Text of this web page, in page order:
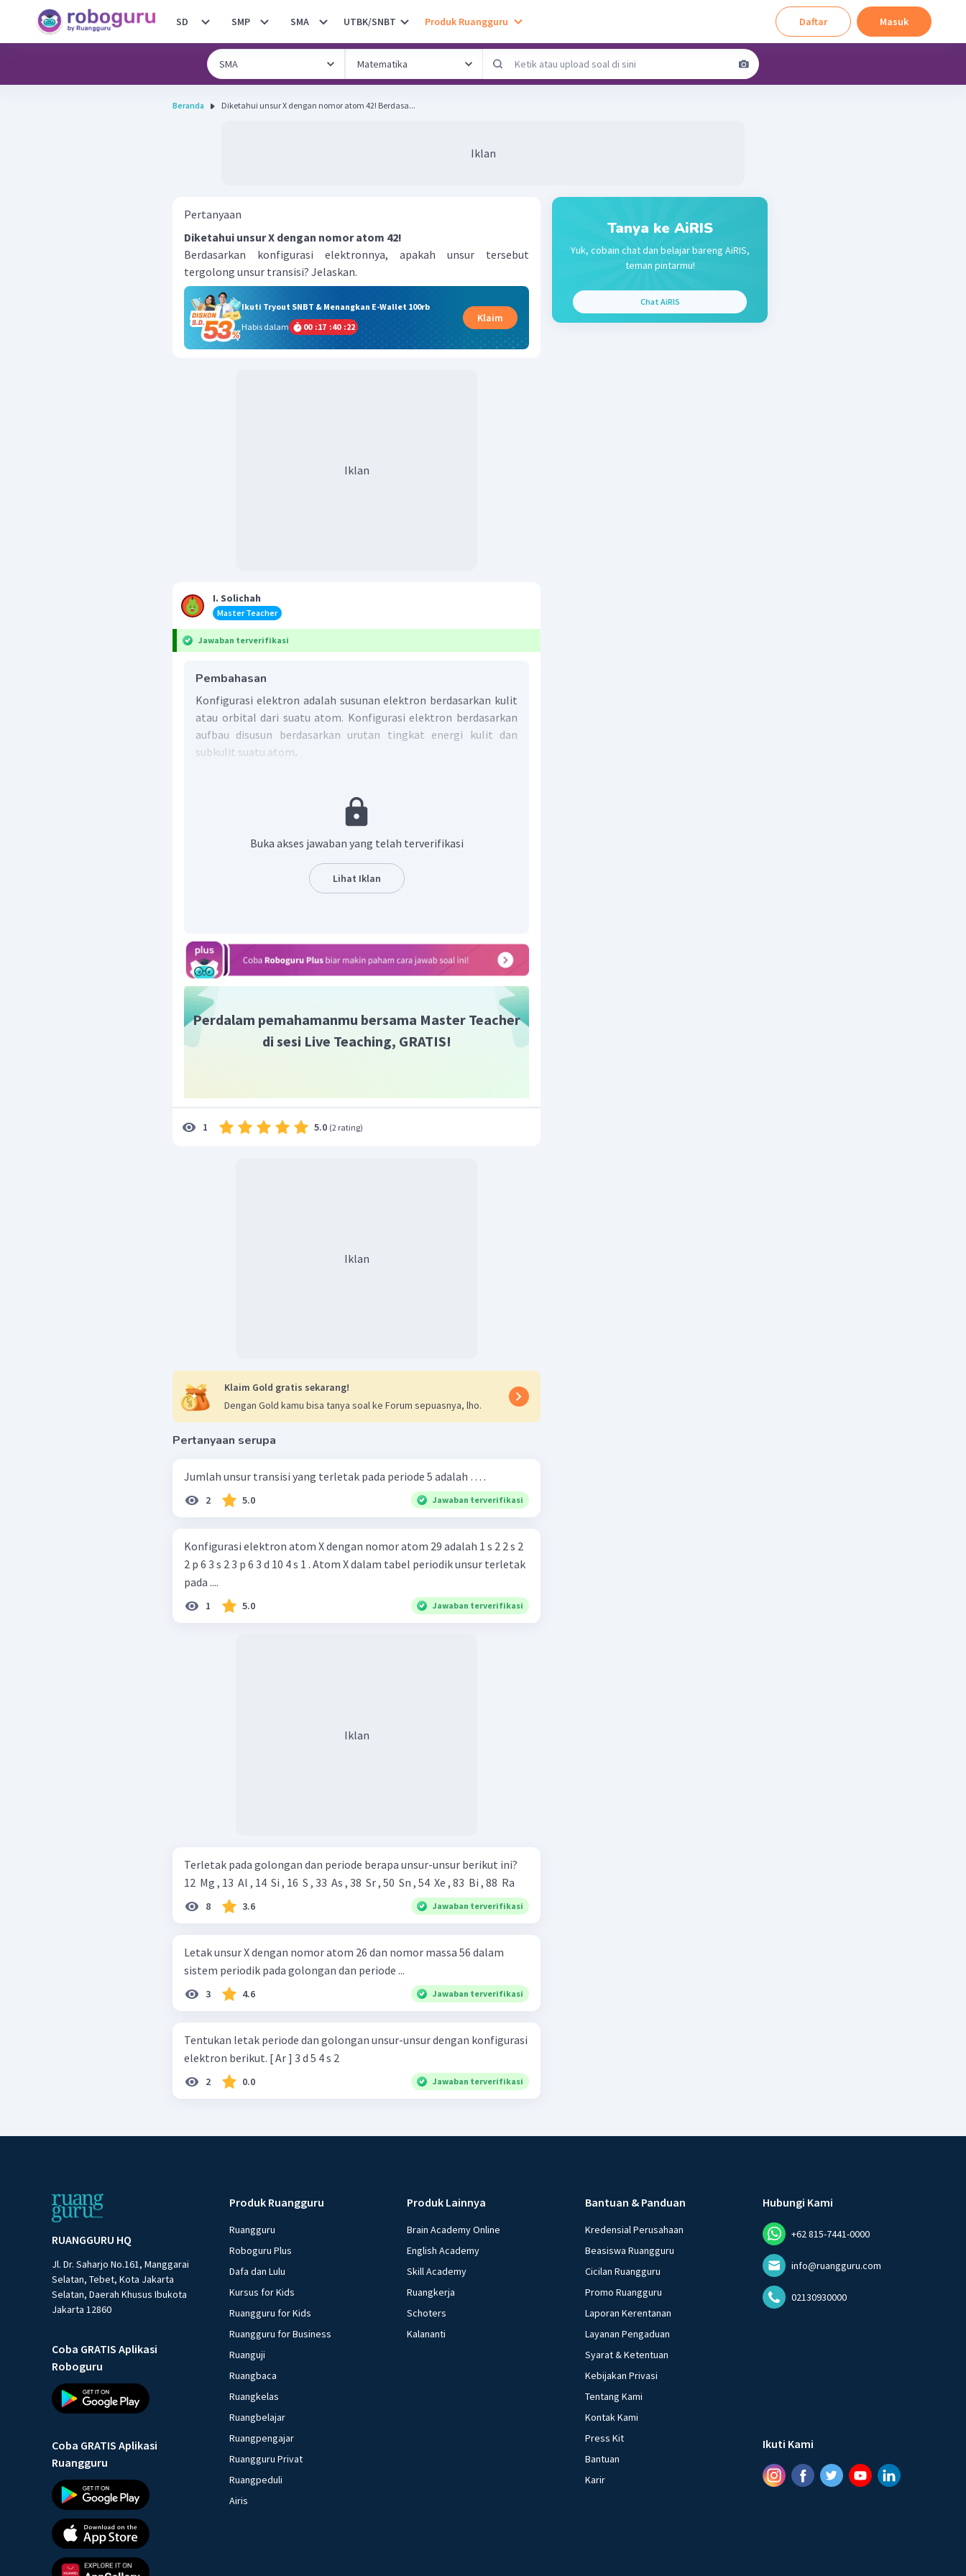
SD SMP SMA UTBK/SNBT Produk Ruangguru Daftar Masuk
Beranda Diketahui unsur X dengan nomor atom 42! Berdasa...
Iklan
Pertanyaan
Diketahui unsur X dengan nomor atom 42!
Berdasarkan konfigurasi elektronnya, apakah unsur tersebut
tergolong unsur transisi? Jelaskan.
Ikuti Tryout SNBT & Menangkan E-Wallet 100rb
Habis dalam
00 :17 :40 :22
Klaim
Iklan
I. Solichah
Master Teacher
Jawaban terverifikasi
Pembahasan
Konfigurasi elektron adalah susunan elektron berdasarkan kulit
atau orbital dari suatu atom. Konfigurasi elektron berdasarkan
aufbau disusun berdasarkan urutan tingkat energi kulit dan
subkulit suatu atom.
Berdasarkan konfigurasi elektron, unsur X berakhir pada sub kulit
s dan d, sehingga unsur X termasuk unsur transisi, yaitu terletak
pada periode 5 (dilihat dari kulit terbesar) dan golongan VI B
(dilihat dari jumlah elektron di sub kulit s dan d).
Maka, unsur X termasuk unsur transisi yang terletak pada
golongan VI B dan periode 5.
Buka akses jawaban yang telah terverifikasi
Lihat Iklan
Perdalam pemahamanmu bersama Master Teacher
di sesi Live Teaching, GRATIS!
1 5.0 (2 rating)
Iklan
Klaim Gold gratis sekarang!
Dengan Gold kamu bisa tanya soal ke Forum sepuasnya, lho.
Pertanyaan serupa
Jumlah unsur transisi yang terletak pada periode 5 adalah … .
2 5.0 Jawaban terverifikasi
Konfigurasi elektron atom X dengan nomor atom 29 adalah 1 s 2 2 s 2
2 p 6 3 s 2 3 p 6 3 d 10 4 s 1 . Atom X dalam tabel periodik unsur terletak
pada ....
1 5.0 Jawaban terverifikasi
Iklan
Terletak pada golongan dan periode berapa unsur-unsur berikut ini?
12 ​ Mg , 13 ​ Al , 14 ​ Si , 16 ​ S , 33 ​ As , 38 ​ Sr , 50 ​ Sn , 54 ​ Xe , 83 ​ Bi , 88 ​ Ra
8 3.6 Jawaban terverifikasi
Letak unsur X dengan nomor atom 26 dan nomor massa 56 dalam
sistem periodik pada golongan dan periode ...
3 4.6 Jawaban terverifikasi
Tentukan letak periode dan golongan unsur-unsur dengan konfigurasi
elektron berikut. [ Ar ] 3 d 5 4 s 2
2 0.0 Jawaban terverifikasi
Tanya ke AiRIS
Yuk, cobain chat dan belajar bareng AiRIS,
teman pintarmu!
Chat AiRIS
RUANGGURU HQ
Jl. Dr. Saharjo No.161, Manggarai
Selatan, Tebet, Kota Jakarta
Selatan, Daerah Khusus Ibukota
Jakarta 12860
Coba GRATIS Aplikasi
Roboguru
Coba GRATIS Aplikasi
Ruangguru
Produk Ruangguru
Ruangguru
Roboguru Plus
Dafa dan Lulu
Kursus for Kids
Ruangguru for Kids
Ruangguru for Business
Ruanguji
Ruangbaca
Ruangkelas
Ruangbelajar
Ruangpengajar
Ruangguru Privat
Ruangpeduli
Airis
Produk Lainnya
Brain Academy Online
English Academy
Skill Academy
Ruangkerja
Schoters
Kalananti
Bantuan & Panduan
Kredensial Perusahaan
Beasiswa Ruangguru
Cicilan Ruangguru
Promo Ruangguru
Laporan Kerentanan
Layanan Pengaduan
Syarat & Ketentuan
Kebijakan Privasi
Tentang Kami
Kontak Kami
Press Kit
Bantuan
Karir
Hubungi Kami
+62 815-7441-0000
info@ruangguru.com
02130930000
Ikuti Kami